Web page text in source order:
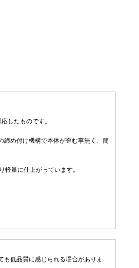
したものです。
締め付け機構で本体が歪む事無く、簡
量に仕上がっています。
低品質に感じられる場合がありま